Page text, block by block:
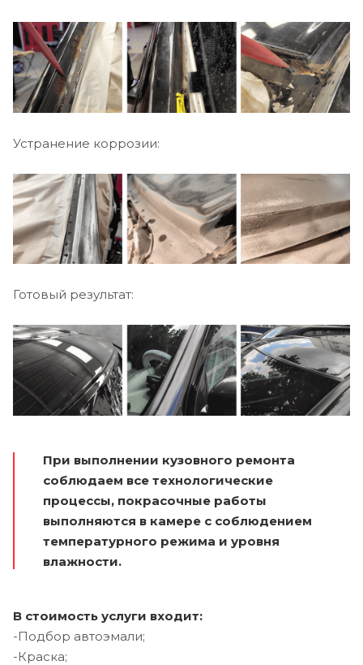
Устранение коррозии:
Готовый результат:
При выполнении кузовного ремонта
соблюдаем все технологические
процессы, покрасочные работы
выполняются в камере с соблюдением
температурного режима и уровня
влажности.
В стоимость услуги входит:
-Подбор автоэмали;
-Краска;